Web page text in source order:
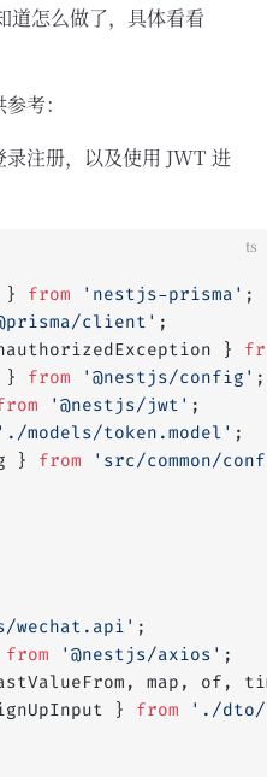
道怎么做了，具体看看
考：
注册，以及使用 JWT 进
ts
} from 'nestjs-prisma' ;
client' ;
}
} from '@nestjs/config' ;
'@nestjs/jwt' ;
models/token.model' ;
} from 'src/common/
wechat.api' ;
from '@nestjs/axios' ;
map, of,
} from './dto/